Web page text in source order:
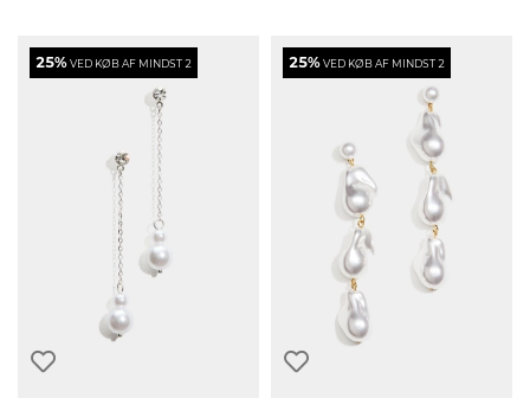
25%VED KØB AF MINDST 2 25%VED KØB AF MINDST 2